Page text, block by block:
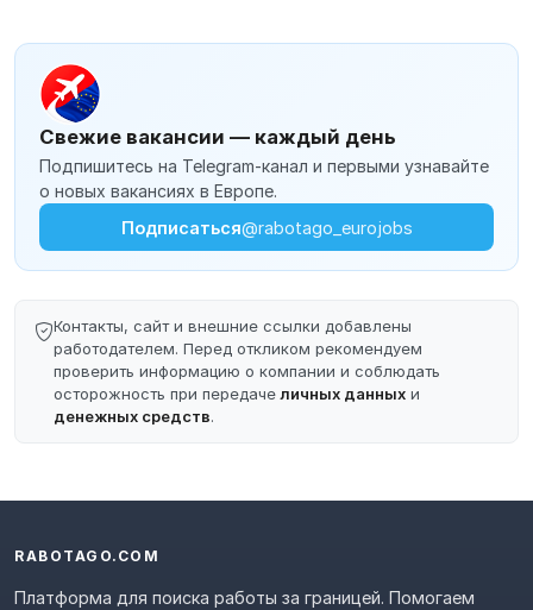
Свежие вакансии — каждый день
Подпишитесь на Telegram-канал и первыми узнавайте
о новых вакансиях в Европе.
Подписаться@rabotago_eurojobs
Контакты, сайт и внешние ссылки добавлены
работодателем. Перед откликом рекомендуем
проверить информацию о компании и соблюдать
осторожность при передачеличных данных и
денежных средств.
RABOTAGO.COM
Платформа для поиска работы за границей. Помогаем